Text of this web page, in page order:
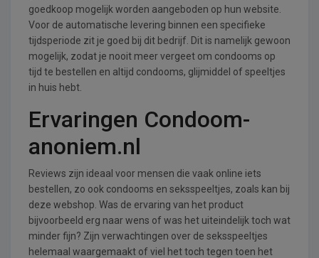
goedkoop mogelijk worden aangeboden op hun website.
Voor de automatische levering binnen een specifieke
tijdsperiode zit je goed bij dit bedrijf. Dit is namelijk gewoon
mogelijk, zodat je nooit meer vergeet om condooms op
tijd te bestellen en altijd condooms, glijmiddel of speeltjes
in huis hebt.
Ervaringen Condoom-
anoniem.nl
Reviews zijn ideaal voor mensen die vaak online iets
bestellen, zo ook condooms en seksspeeltjes, zoals kan bij
deze webshop. Was de ervaring van het product
bijvoorbeeld erg naar wens of was het uiteindelijk toch wat
minder fijn? Zijn verwachtingen over de seksspeeltjes
helemaal waargemaakt of viel het toch tegen toen het